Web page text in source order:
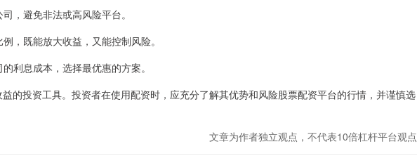
，避免非法或高风险平台。
，既能放大收益，又能控制风险。
利息成本，选择最优惠的方案。
的投资工具。投资者在使用配资时，应充分了解其优势和风险股票配资平台的行情，并谨慎选
文章为作者独立观点，不代表10倍杠杆平台观点